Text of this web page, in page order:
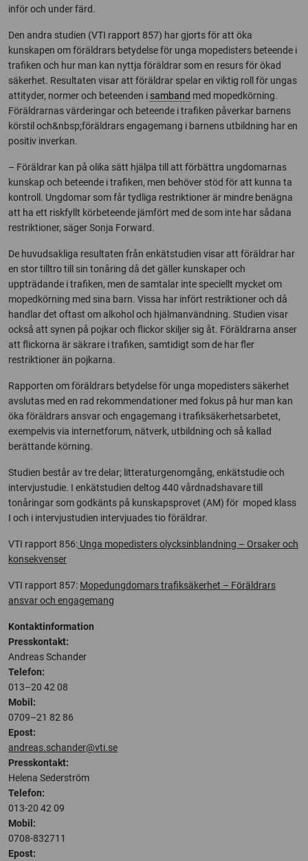
inför och under färd.
Den andra studien (VTI rapport 857) har gjorts för att öka
kunskapen om föräldrars betydelse för unga mopedisters beteende i
trafiken och hur man kan nyttja föräldrar som en resurs för ökad
säkerhet. Resultaten visar att föräldrar spelar en viktig roll för ungas
attityder, normer och beteenden i samband med mopedkörning.
Föräldrarnas värderingar och beteende i trafiken påverkar barnens
körstil och&nbsp;föräldrars engagemang i barnens utbildning har en
positiv inverkan.
– Föräldrar kan på olika sätt hjälpa till att förbättra ungdomarnas
kunskap och beteende i trafiken, men behöver stöd för att kunna ta
kontroll. Ungdomar som får tydliga restriktioner är mindre benägna
att ha ett riskfyllt körbeteende jämfört med de som inte har sådana
restriktioner, säger Sonja Forward.
De huvudsakliga resultaten från enkätstudien visar att föräldrar har
en stor tilltro till sin tonåring då det gäller kunskaper och
uppträdande i trafiken, men de samtalar inte speciellt mycket om
mopedkörning med sina barn. Vissa har infört restriktioner och då
handlar det oftast om alkohol och hjälmanvändning. Studien visar
också att synen på pojkar och flickor skiljer sig åt. Föräldrarna anser
att flickorna är säkrare i trafiken, samtidigt som de har fler
restriktioner än pojkarna.
Rapporten om föräldrars betydelse för unga mopedisters säkerhet
avslutas med en rad rekommendationer med fokus på hur man kan
öka föräldrars ansvar och engagemang i trafiksäkerhetsarbetet,
exempelvis via internetforum, nätverk, utbildning och så kallad
berättande körning.
Studien består av tre delar; litteraturgenomgång, enkätstudie och
intervjustudie. I enkätstudien deltog 440 vårdnadshavare till
tonåringar som godkänts på kunskapsprovet (AM) för moped klass
I och i intervjustudien intervjuades tio föräldrar.
VTI rapport 856: Unga mopedisters olycksinblandning – Orsaker och
konsekvenser
VTI rapport 857: Mopedungdomars trafiksäkerhet – Föräldrars
ansvar och engagemang
Kontaktinformation
Presskontakt:
Andreas Schander
Telefon:
013–20 42 08
Mobil:
0709–21 82 86
Epost:
andreas.schander@vti.se
Presskontakt:
Helena Sederström
Telefon:
013-20 42 09
Mobil:
0708-832711
Epost: